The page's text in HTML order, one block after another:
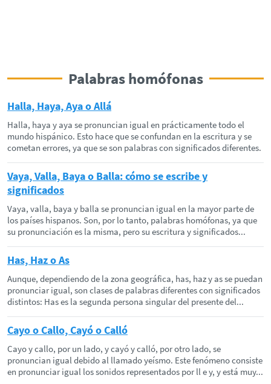
Palabras homófonas
Halla, Haya, Aya o Allá
Halla, haya y aya se pronuncian igual en prácticamente todo el
mundo hispánico. Esto hace que se confundan en la escritura y se
cometan errores, ya que se son palabras con significados diferentes.
Vaya, Valla, Baya o Balla: cómo se escribe y
significados
Vaya, valla, baya y balla se pronuncian igual en la mayor parte de
los países hispanos. Son, por lo tanto, palabras homófonas, ya que
su pronunciación es la misma, pero su escritura y significados...
Has, Haz o As
Aunque, dependiendo de la zona geográfica, has, haz y as se puedan
pronunciar igual, son clases de palabras diferentes con significados
distintos: Has es la segunda persona singular del presente del...
Cayo o Callo, Cayó o Calló
Cayo y callo, por un lado, y cayó y calló, por otro lado, se
pronuncian igual debido al llamado yeísmo. Este fenómeno consiste
en pronunciar igual los sonidos representados por ll e y, y está muy...